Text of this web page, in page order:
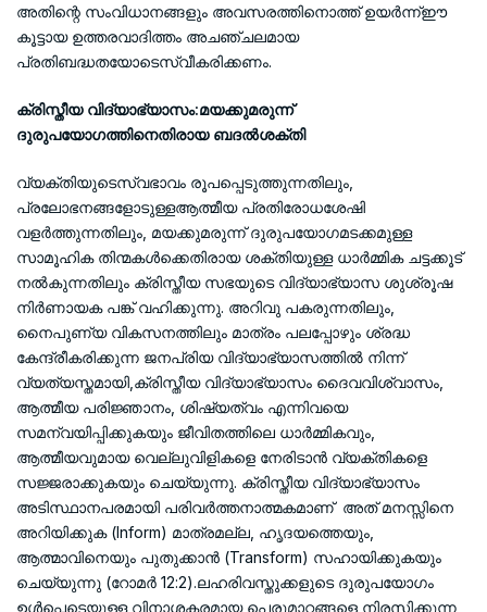
അതിന്റെ സംവിധാനങ്ങളും അവസരത്തിനൊത്ത് ഉയർന്ന്ഈ
കൂട്ടായ ഉത്തരവാദിത്തം അചഞ്ചലമായ
പ്രതിബദ്ധതയോടെസ്വീകരിക്കണം.
ക്രിസ്തീയ വിദ്യാഭ്യാസം:മയക്കുമരുന്ന്
ദുരുപയോഗത്തിനെതിരായ ബദൽശക്തി
വ്യക്തിയുടെസ്വഭാവം രൂപപ്പെടുത്തുന്നതിലും,
പ്രലോഭനങ്ങളോടുള്ളആത്മീയ പ്രതിരോധശേഷി
വളർത്തുന്നതിലും, മയക്കുമരുന്ന് ദുരുപയോഗമടക്കമുള്ള
സാമൂഹിക തിന്മകൾക്കെതിരായ ശക്തിയുള്ള ധാർമ്മിക ചട്ടക്കൂട്
നൽകുന്നതിലും ക്രിസ്തീയ സഭയുടെ വിദ്യാഭ്യാസ ശുശ്രൂഷ
നിർണായക പങ്ക് വഹിക്കുന്നു. അറിവു പകരുന്നതിലും,
നൈപുണ്യ വികസനത്തിലും മാത്രം പലപ്പോഴും ശ്രദ്ധ
കേന്ദ്രീകരിക്കുന്ന ജനപ്രിയ വിദ്യാഭ്യാസത്തിൽ നിന്ന്
വ്യത്യസ്തമായി,ക്രിസ്തീയ വിദ്യാഭ്യാസം ദൈവവിശ്വാസം,
ആത്മീയ പരിജ്ഞാനം, ശിഷ്യത്വം എന്നിവയെ
സമന്വയിപ്പിക്കുകയും ജീവിതത്തിലെ ധാർമ്മികവും,
ആത്മീയവുമായ വെല്ലുവിളികളെ നേരിടാൻ വ്യക്തികളെ
സജ്ജരാക്കുകയും ചെയ്യുന്നു. ക്രിസ്തീയ വിദ്യാഭ്യാസം
അടിസ്ഥാനപരമായി പരിവർത്തനാത്മകമാണ് അത് മനസ്സിനെ
അറിയിക്കുക (Inform) മാത്രമല്ല, ഹൃദയത്തെയും,
ആത്മാവിനെയും പുതുക്കാൻ (Transform) സഹായിക്കുകയും
ചെയ്യുന്നു (റോമർ 12:2).ലഹരിവസ്തുക്കളുടെ ദുരുപയോഗം
ഉൾപ്പെടെയുള്ള വിനാശകരമായ പെരുമാറ്റങ്ങളെ നിരസിക്കുന്ന